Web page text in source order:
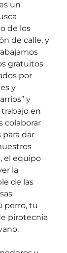
un
de los
de calle, y
gratuitos
por
y
y
trabajo en
colaborar
dar
el equipo
la
de las
perro, tu
pirotecnia